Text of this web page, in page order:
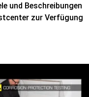
und Beschreibungen
zur Verfügung